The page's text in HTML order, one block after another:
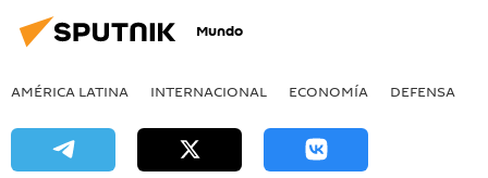
Mundo
AMÉRICA LATINA INTERNACIONAL ECONOMÍA DEFENSA